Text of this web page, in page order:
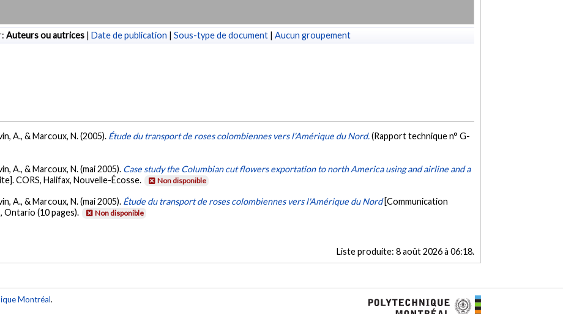
Auteurs ou autrices | Date de publication | Sous-type de document | Aucun groupement
A., & Marcoux, N. (2005). Étude du transport de roses colombiennes vers l'Amérique du Nord.(Rapport technique n° G-
A., & Marcoux, N. (mai 2005). Case study the Columbian cut flowers exportation to north America using and airline and a
CORS, Halifax, Nouvelle-Écosse. Non disponible
A., & Marcoux, N. (mai 2005). Étude du transport de roses colombiennes vers l'Amérique du Nord [Communication
Ontario (10 pages).
Non disponible
Liste produite: 8 août 2026 à 06:18.
Montréal.